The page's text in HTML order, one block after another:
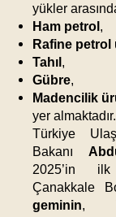
yükler
Ham petrol,
Rafine petrol
Tahıl,
Gübre,
Madencilik
yer almaktadır.
Türkiye
Bakanı
2025’in
Çanakkale
geminin,